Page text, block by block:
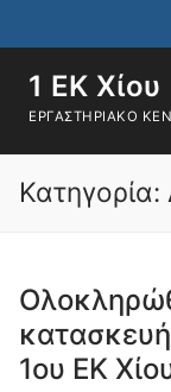
στο
περιεχόμενο
1 ΕΚ Χίου
ΕΡΓΑΣΤΗΡΙΑΚΌ
Κατηγορία:
1ου ΕΚ